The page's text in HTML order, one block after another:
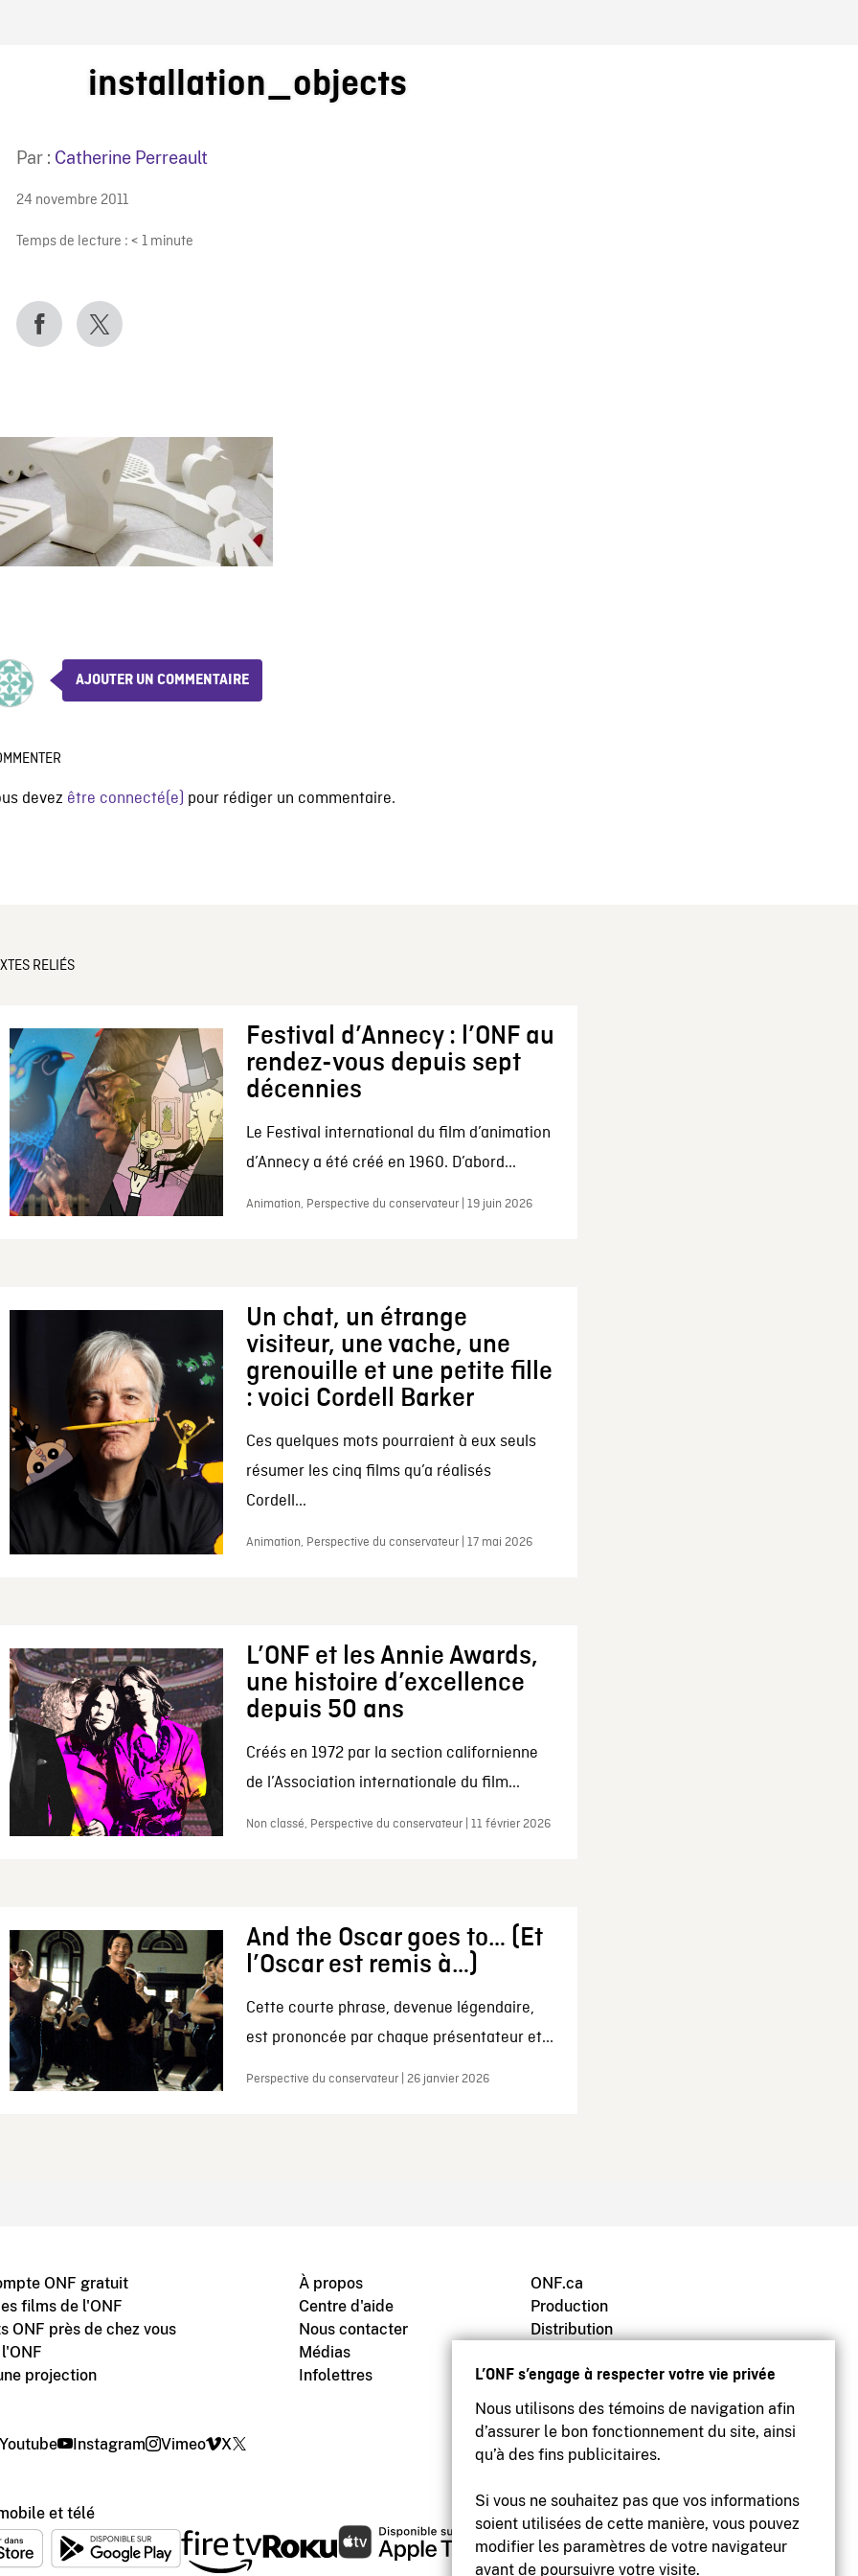
L’ONF s’engage à respecter votre vie privée
Nous utilisons des témoins de navigation afin
d’assurer le bon fonctionnement du site, ainsi
qu’à des fins publicitaires.
Si vous ne souhaitez pas que vos informations
soient utilisées de cette manière, vous pouvez
modifier les paramètres de votre navigateur
avant de poursuivre votre visite.
ONF
installation_objects
Par : Catherine Perreault
24 novembre 2011
Temps de lecture : < 1 minute
AJOUTER UN COMMENTAIRE
devez être connecté(e) pour rédiger un commentaire.
RELIÉS
Festival d’Annecy : l’ONF au
rendez-vous depuis sept
décennies
Le Festival international du film d’animation
d’Annecy a été créé en 1960. D’abord...
Animation, Perspective du conservateur | 19 juin 2026
Un chat, un étrange
visiteur, une vache, une
grenouille et une petite fille
: voici Cordell Barker
Ces quelques mots pourraient à eux seuls
résumer les cinq films qu’a réalisés
Cordell...
Animation, Perspective du conservateur | 17 mai 2026
L’ONF et les Annie Awards,
une histoire d’excellence
depuis 50 ans
Créés en 1972 par la section californienne
de l’Association internationale du film...
Non classé, Perspective du conservateur | 11 février 2026
And the Oscar goes to… (Et
l’Oscar est remis à…)
Cette courte phrase, devenue légendaire,
est prononcée par chaque présentateur et...
Perspective du conservateur | 26 janvier 2026
ONF gratuit
films de l'ONF
ONF près de chez vous
projection
À propos
Centre d'aide
Nous contacter
Médias
Infolettres
ONF.ca
Production
Distribution
Archives
Youtube Instagram Vimeo X
et télé